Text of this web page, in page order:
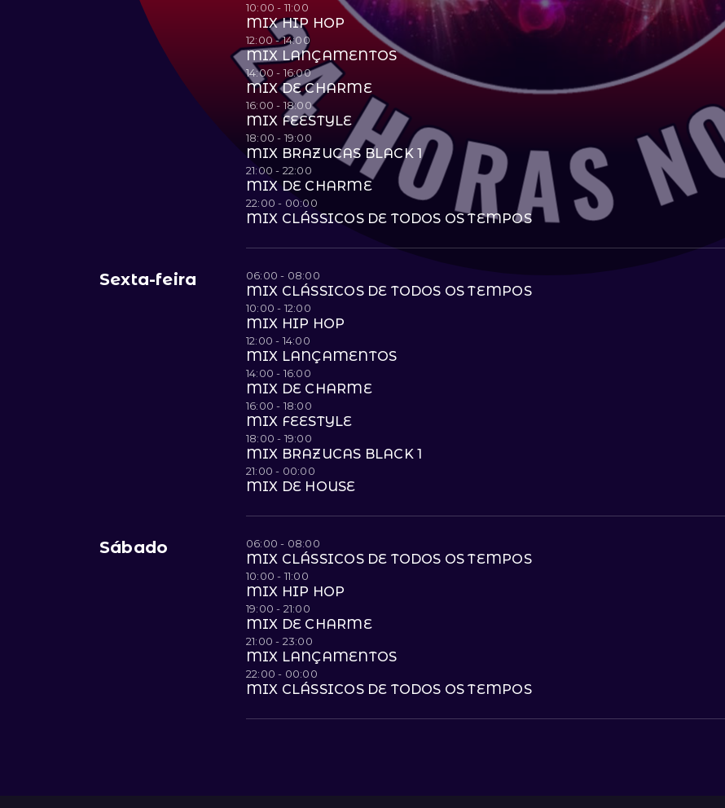
10:00 - 11:00
MIX HIP HOP
12:00 - 14:00
MIX LANÇAMENTOS
14:00 - 16:00
MIX DE CHARME
16:00 - 18:00
MIX FEESTYLE
18:00 - 19:00
MIX BRAZUCAS BLACK 1
21:00 - 22:00
MIX DE CHARME
22:00 - 00:00
MIX CLÁSSICOS DE TODOS OS TEMPOS
Sexta-feira 06:00 - 08:00
MIX CLÁSSICOS DE TODOS OS TEMPOS
10:00 - 12:00
MIX HIP HOP
12:00 - 14:00
MIX LANÇAMENTOS
14:00 - 16:00
MIX DE CHARME
16:00 - 18:00
MIX FEESTYLE
18:00 - 19:00
MIX BRAZUCAS BLACK 1
21:00 - 00:00
MIX DE HOUSE
Sábado 06:00 - 08:00
MIX CLÁSSICOS DE TODOS OS TEMPOS
10:00 - 11:00
MIX HIP HOP
19:00 - 21:00
MIX DE CHARME
21:00 - 23:00
MIX LANÇAMENTOS
22:00 - 00:00
MIX CLÁSSICOS DE TODOS OS TEMPOS